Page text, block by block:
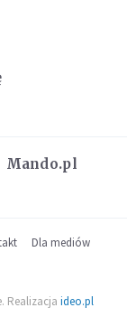
Mando.pl
Dla mediów
Realizacja ideo.pl